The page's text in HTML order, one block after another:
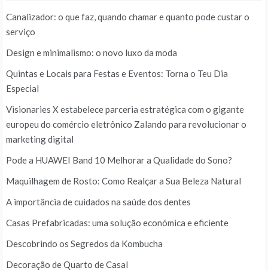
Canalizador: o que faz, quando chamar e quanto pode custar o
serviço
Design e minimalismo: o novo luxo da moda
Quintas e Locais para Festas e Eventos: Torna o Teu Dia
Especial
Visionaries X estabelece parceria estratégica com o gigante
europeu do comércio eletrônico Zalando para revolucionar o
marketing digital
Pode a HUAWEI Band 10 Melhorar a Qualidade do Sono?
Maquilhagem de Rosto: Como Realçar a Sua Beleza Natural
A importância de cuidados na saúde dos dentes
Casas Prefabricadas: uma solução económica e eficiente
Descobrindo os Segredos da Kombucha
Decoração de Quarto de Casal